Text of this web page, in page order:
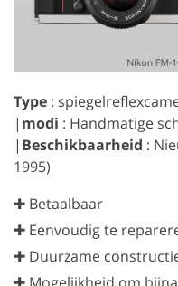
Type :
| modi : Handmatige
| Beschikbaarheid :
1995)
✚ Betaalbaar
✚ Eenvoudig te
✚ Duurzame